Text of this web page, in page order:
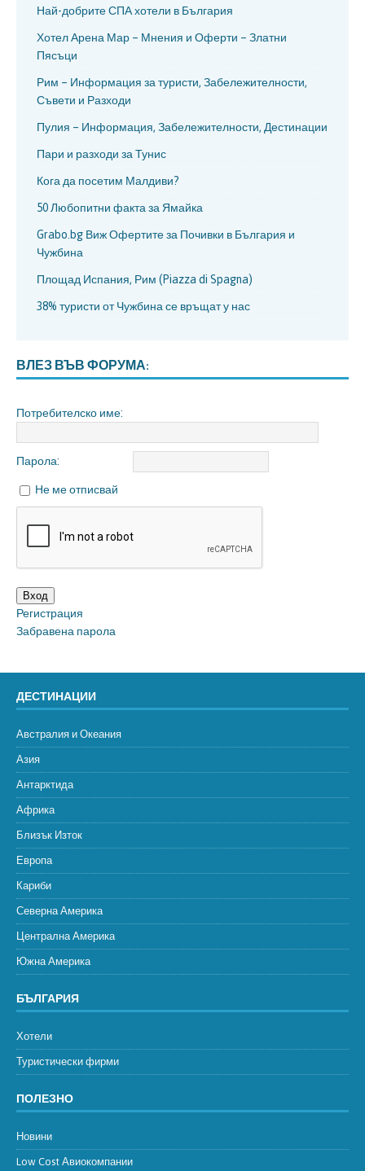
Най-добрите СПА хотели в България
Хотел Арена Мар – Мнения и Оферти – Златни
Пясъци
Рим – Информация за туристи, Забележителности,
Съвети и Разходи
Пулия – Информация, Забележителности, Дестинации
Пари и разходи за Тунис
Кога да посетим Малдиви?
50 Любопитни факта за Ямайка
Grabo.bg Виж Офертите за Почивки в България и
Чужбина
Площад Испания, Рим (Piazza di Spagna)
38% туристи от Чужбина се връщат у нас
ВЛЕЗ ВЪВ ФОРУМА:
Потребителско име:
Парола:
Не ме отписвай
Вход
Регистрация
Забравена парола
ДЕСТИНАЦИИ
Австралия и Океания
Азия
Антарктида
Африка
Близък Изток
Европа
Кариби
Северна Америка
Централна Америка
Южна Америка
БЪЛГАРИЯ
Хотели
Туристически фирми
ПОЛЕЗНО
Новини
Low Cost Авиокомпании